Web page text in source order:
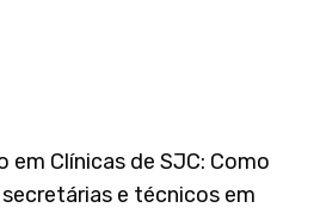
em Clínicas de SJC: Como
e técnicos em